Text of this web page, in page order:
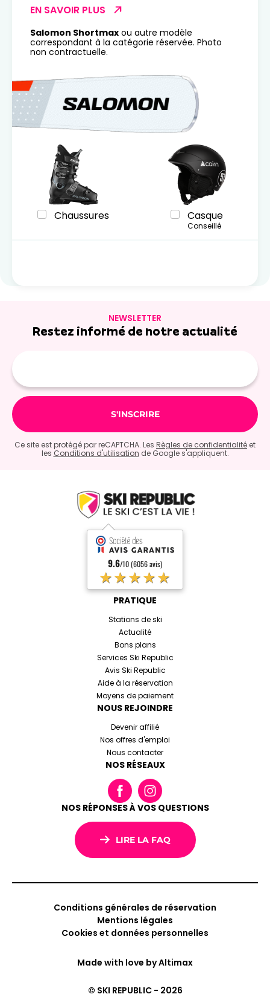
EN SAVOIR PLUS
Salomon Shortmax ou autre modèle
correspondant à la catégorie réservée. Photo
non contractuelle.
Chaussures Casque
Conseillé
NEWSLETTER
Restez informé de notre actualité
mail
Ce site est protégé par reCAPTCHA. Les Règles de confidentialité et
les Conditions d'utilisation de Google s'appliquent.
9.6/10 (6056 avis)
★★★★★
PRATIQUE
Stations de ski
Actualité
Bons plans
Services Ski Republic
Avis Ski Republic
Aide à la réservation
Moyens de paiement
NOUS REJOINDRE
Devenir affilié
Nos offres d'emploi
Nous contacter
NOS RÉSEAUX
NOS RÉPONSES À VOS QUESTIONS
LIRE LA FAQ
© SKI REPUBLIC - 2026
Conditions générales de réservation
Mentions légales
Cookies et données personnelles
Made with love byAltimax